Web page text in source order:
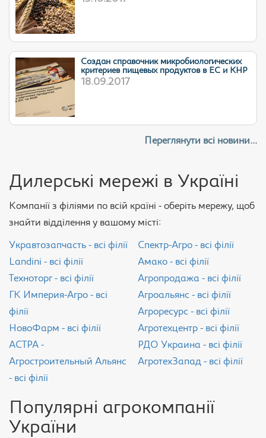
Cоздан справочник микробиологических
критериев пищевых продуктов в ЕС и КНР
18.09.2017
Переглянути всі новини...
Дилерські мережі в Україні
Компанії з філіями по всій країні - оберіть мережу, щоб
знайти відділення у вашому місті:
Укравтозапчасть - всі філії
Landini - всі філії
Техноторг - всі філії
ГК Империя-Агро - всі
філії
НовоФарм - всі філії
АСТРА -
Агростроительный Альянс
- всі філії
Спектр-Агро - всі філії
Амако - всі філії
Агропродажа - всі філії
Агроальянс - всі філії
Агроресурс - всі філії
Агротехцентр - всі філії
РДО Украина - всі філії
АгротехЗапад - всі філії
Популярні агрокомпанії
України